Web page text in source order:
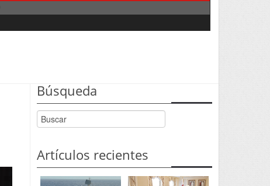
Búsqueda
Artículos recientes